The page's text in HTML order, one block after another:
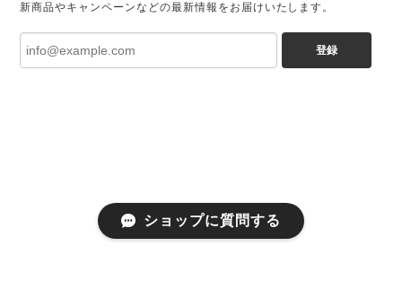
新商品やキャンペーンなどの最新情報をお届けいたします。
登録
ショップに質問する